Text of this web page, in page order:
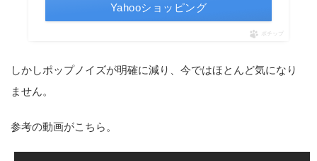
Yahooショッピング
ポチップ
しかしポップノイズが明確に減り、今ではほとんど気になり
ません。
参考の動画がこちら。